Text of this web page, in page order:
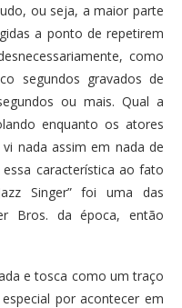
ou seja, a maior parte
a ponto de repetirem
como
segundos gravados de
ou mais. Qual a
enquanto os atores
nada assim em nada de
característica ao fato
Singer” foi uma das
Bros. da época, então
e tosca como um traço
por acontecer em